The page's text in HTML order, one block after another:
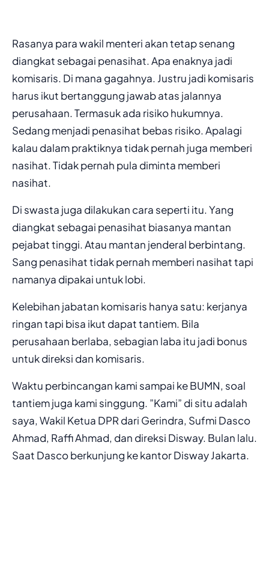
Rasanya para wakil menteri akan tetap senang
diangkat sebagai penasihat. Apa enaknya jadi
komisaris. Di mana gagahnya. Justru jadi komisaris
harus ikut bertanggung jawab atas jalannya
perusahaan. Termasuk ada risiko hukumnya.
Sedang menjadi penasihat bebas risiko. Apalagi
kalau dalam praktiknya tidak pernah juga memberi
nasihat. Tidak pernah pula diminta memberi
nasihat.
Di swasta juga dilakukan cara seperti itu. Yang
diangkat sebagai penasihat biasanya mantan
pejabat tinggi. Atau mantan jenderal berbintang.
Sang penasihat tidak pernah memberi nasihat tapi
namanya dipakai untuk lobi.
Kelebihan jabatan komisaris hanya satu: kerjanya
ringan tapi bisa ikut dapat tantiem. Bila
perusahaan berlaba, sebagian laba itu jadi bonus
untuk direksi dan komisaris.
Waktu perbincangan kami sampai ke BUMN, soal
tantiem juga kami singgung. ”Kami” di situ adalah
saya, Wakil Ketua DPR dari Gerindra, Sufmi Dasco
Ahmad, Raffi Ahmad, dan direksi Disway. Bulan lalu.
Saat Dasco berkunjung ke kantor Disway Jakarta.